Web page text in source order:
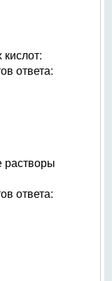
ответа:
растворы
ответа: